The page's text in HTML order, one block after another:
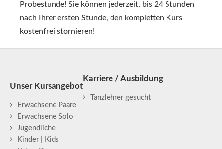
Probestunde! Sie können jederzeit, bis 24 Stunden
nach Ihrer ersten Stunde, den kompletten Kurs
kostenfrei stornieren!
Unser Kursangebot
Erwachsene Paare
Erwachsene Solo
Jugendliche
Kinder | Kids
Karriere / Ausbildung
Tanzlehrer gesucht